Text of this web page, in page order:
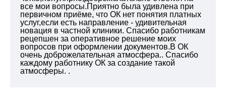
все мои вопросы.Приятно была удивлена при
первичном приёме, что ОК нет понятия платных
услуг,если есть направление - удивительная
новация в частной клиники. Спасибо работникам
рецепшен за оперативное решение моих
вопросов при оформлении документов.В ОК
очень доброжелательная атмосфера.. Спасибо
каждому работнику ОК за создание такой
атмосферы. .